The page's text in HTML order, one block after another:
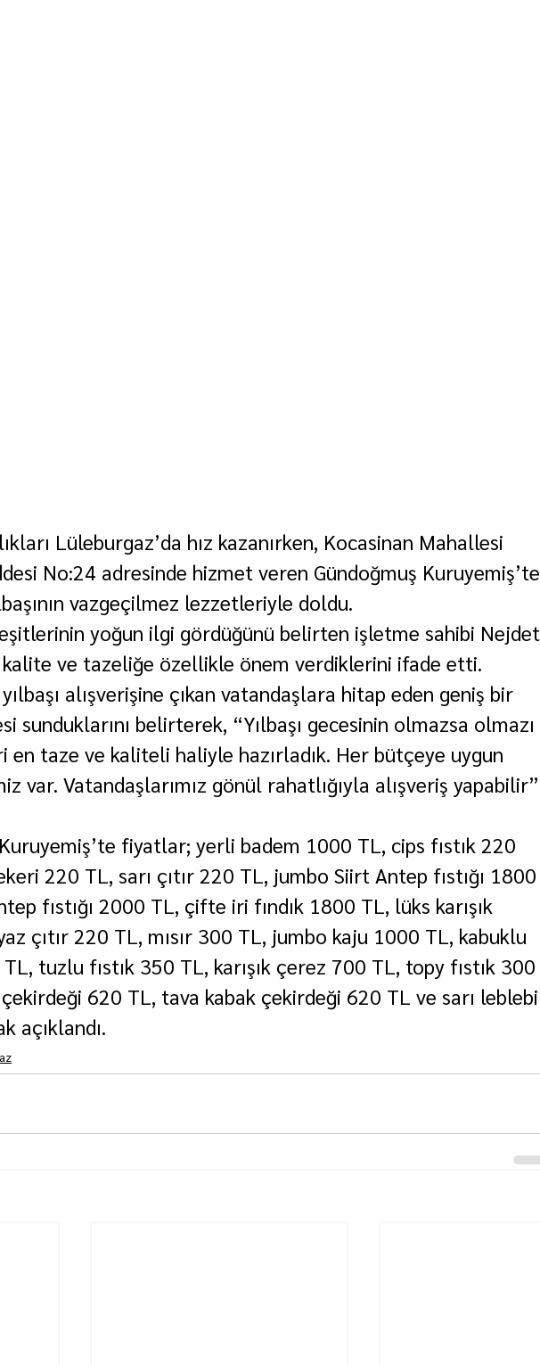
Lüleburgaz’da hız kazanırken, Kocasinan Mahallesi
No:24 adresinde hizmet veren Gündoğmuş Kuruyemiş’te
vazgeçilmez lezzetleriyle doldu.
yoğun ilgi gördüğünü belirten işletme sahibi Nejdet
kalite ve tazeliğe özellikle önem verdiklerini ifade etti.
alışverişine çıkan vatandaşlara hitap eden geniş bir
sunduklarını belirterek, “Yılbaşı gecesinin olmazsa olmazı
en taze ve kaliteli haliyle hazırladık. Her bütçeye uygun
var. Vatandaşlarımız gönül rahatlığıyla alışveriş yapabilir”
fiyatlar; yerli badem 1000 TL, cips fıstık 220
220 TL, sarı çıtır 220 TL, jumbo Siirt Antep fıstığı 1800
fıstığı 2000 TL, çifte iri fındık 1800 TL, lüks karışık
çıtır 220 TL, mısır 300 TL, jumbo kaju 1000 TL, kabuklu
tuzlu fıstık 350 TL, karışık çerez 700 TL, topy fıstık 300
620 TL, tava kabak çekirdeği 620 TL ve sarı leblebi
açıklandı.